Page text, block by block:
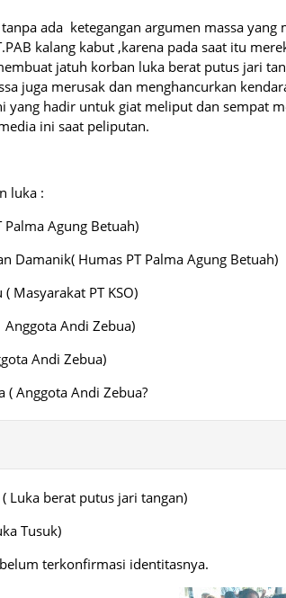
ada ketegangan argumen massa
kalang kabut ,karena pada saat itu
jatuh korban luka berat putus jari
juga merusak dan menghancurkan
yang hadir untuk giat meliput dan sempat
ini saat peliputan.
luka :
Palma Agung Betuah)
Damanik( Humas PT Palma Agung Betuah)
Masyarakat PT KSO)
Andi Zebua)
Andi Zebua)
( Anggota Andi Zebua?
Luka berat putus jari tangan)
Tusuk)
terkonfirmasi identitasnya.